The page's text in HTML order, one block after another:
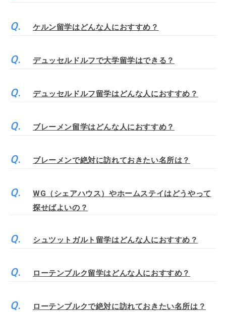
ケルン留学はどんな人におすすめ？
デュッセルドルフで大学留学はできる？
デュッセルドルフ留学はどんな人におすすめ？
ブレーメン留学はどんな人におすすめ？
ブレーメンで絶対に訪れておきたい名所は？
WG（シェアハウス）やホームステイはどうやって
探せばよいの？
シュツットガルト留学はどんな人におすすめ？
ローテンブルク留学はどんな人におすすめ？
ローテンブルクで絶対に訪れておきたい名所は？